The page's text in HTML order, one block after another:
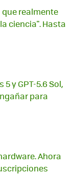
realmente
ciencia". Hasta
y GPT-5.6 Sol,
para
Ahora